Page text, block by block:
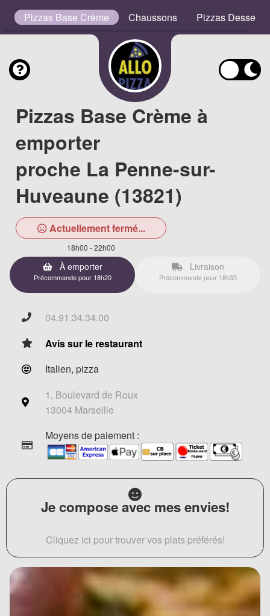
Pizzas Base Crème Chaussons Pizzas Desserts
Pizzas Base Crème à
emporter
proche La Penne-sur-
Huveaune (13821)
Actuellement fermé...
18h00 - 22h00
À emporter
Précommande pour 18h20
Livraison
Précommande pour 18h35
04.91.34.34.00
Avis sur le restaurant
Italien, pizza
1, Boulevard de Roux
13004 Marseille
Moyens de paiement :
Je compose avec mes envies!
Cliquez ici pour trouver vos plats préférés!